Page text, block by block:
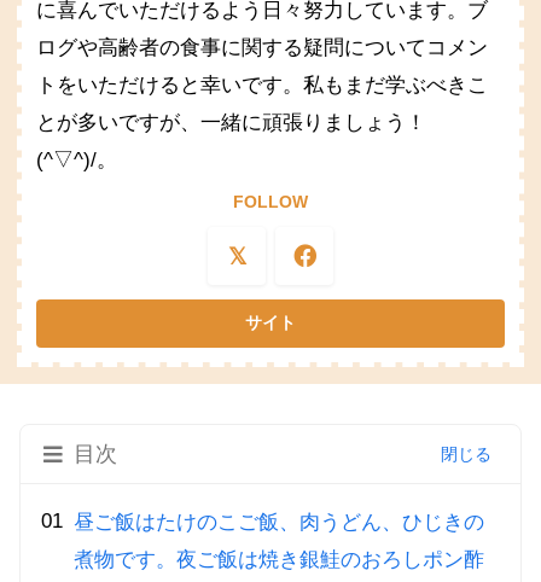
に喜んでいただけるよう日々努力しています。ブ
ログや高齢者の食事に関する疑問についてコメン
トをいただけると幸いです。私もまだ学ぶべきこ
とが多いですが、一緒に頑張りましょう！
(^▽^)/。
FOLLOW
目次
昼ご飯はたけのこご飯、肉うどん、ひじきの
煮物です。夜ご飯は焼き銀鮭のおろしポン酢